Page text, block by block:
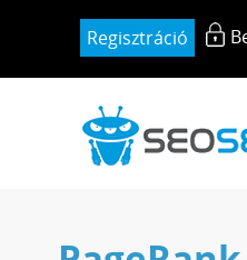
Regisztráció